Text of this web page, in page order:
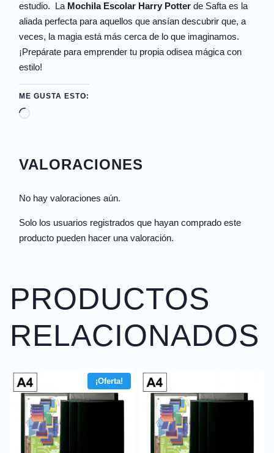
estudio. La Mochila Escolar Harry Potterde Safta es la
aliada perfecta para aquellos que ansían descubrir que, a
veces, la magia está más cerca de lo que imaginamos.
¡Prepárate para emprender tu propia odisea mágica con
estilo!
ME GUSTA ESTO:
VALORACIONES
No hay valoraciones aún.
Solo los usuarios registrados que hayan comprado este
producto pueden hacer una valoración.
PRODUCTOS
RELACIONADOS
¡Oferta!